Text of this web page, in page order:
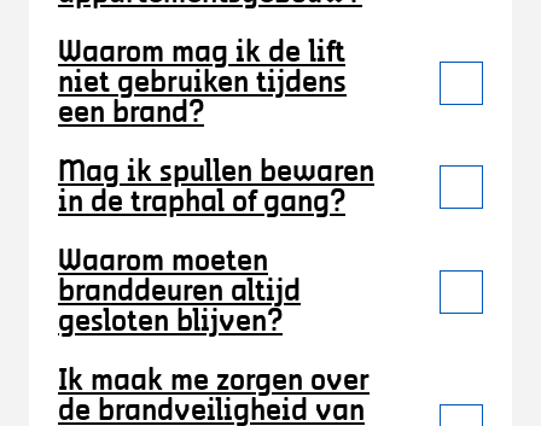
Waarom mag ik de lift
niet gebruiken tijdens
een brand?
Mag ik spullen bewaren
in de traphal of gang?
Waarom moeten
branddeuren altijd
gesloten blijven?
Ik maak me zorgen over
de brandveiligheid van